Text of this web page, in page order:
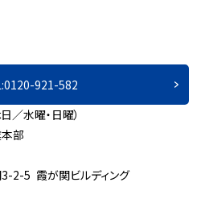
921-582
／水曜・日曜）
本部
2-5 霞が関ビルディング